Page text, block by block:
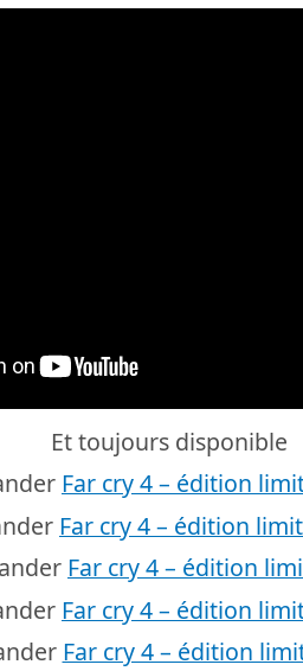
Et toujours disponible
Far cry 4 – édition
Far cry 4 – édition
Far cry 4 – édition
Far cry 4 – édition
Far cry 4 – édition